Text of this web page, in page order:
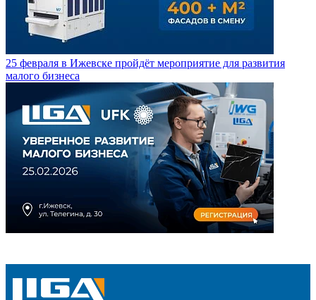
25 февраля в Ижевске пройдёт мероприятие для развития
малого бизнеса